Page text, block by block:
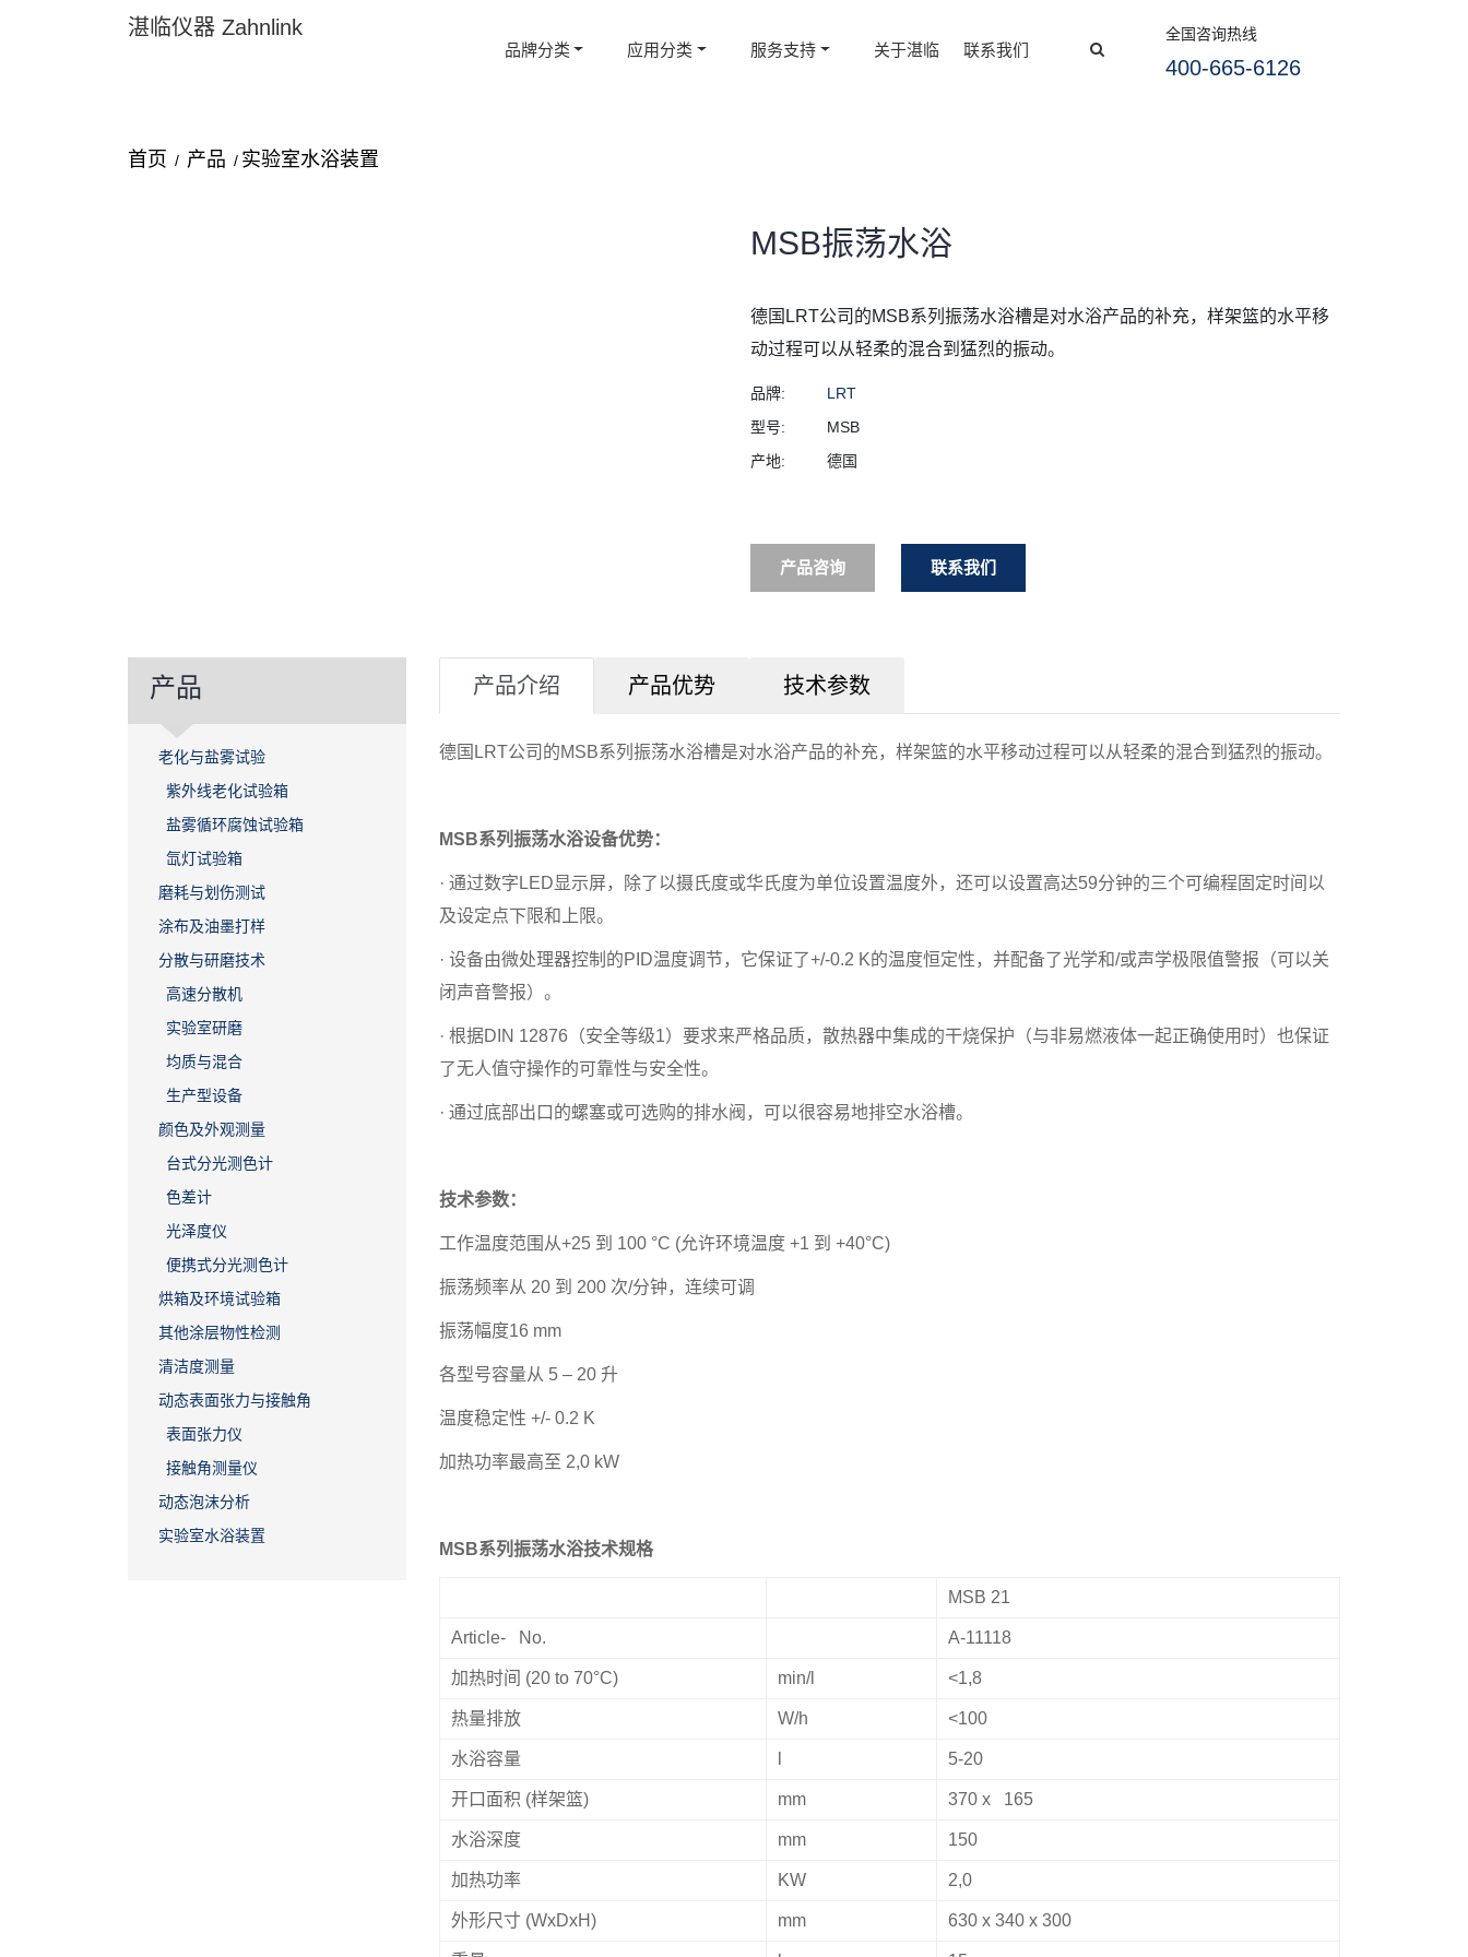
湛临仪器 Zahnlink
品牌分类 应用分类 服务支持 关于湛临 联系我们
全国咨询热线
400-665-6126
首页 产品 实验室水浴装置
MSB振荡水浴
德国LRT公司的MSB系列振荡水浴槽是对水浴产品的补充，样架篮的水平移
动过程可以从轻柔的混合到猛烈的振动。
品牌:
LRT
型号:
MSB
产地:
德国
产品咨询 联系我们
产品
老化与盐雾试验
紫外线老化试验箱
盐雾循环腐蚀试验箱
氙灯试验箱
磨耗与划伤测试
涂布及油墨打样
分散与研磨技术
高速分散机
实验室研磨
均质与混合
生产型设备
颜色及外观测量
台式分光测色计
色差计
光泽度仪
便携式分光测色计
烘箱及环境试验箱
其他涂层物性检测
清洁度测量
动态表面张力与接触角
表面张力仪
接触角测量仪
动态泡沫分析
实验室水浴装置
产品介绍 产品优势 技术参数
德国LRT公司的MSB系列振荡水浴槽是对水浴产品的补充，样架篮的水平移动过程可以从轻柔的混合到猛烈的振动。
MSB系列振荡水浴设备优势：
· 通过数字LED显示屏，除了以摄氏度或华氏度为单位设置温度外，还可以设置高达59分钟的三个可编程固定时间以
及设定点下限和上限。
· 设备由微处理器控制的PID温度调节，它保证了+/-0.2 K的温度恒定性，并配备了光学和/或声学极限值警报（可以关
闭声音警报）。
· 根据DIN 12876（安全等级1）要求来严格品质，散热器中集成的干烧保护（与非易燃液体一起正确使用时）也保证
了无人值守操作的可靠性与安全性。
· 通过底部出口的螺塞或可选购的排水阀，可以很容易地排空水浴槽。
技术参数：
工作温度范围从+25 到 100 °C (允许环境温度 +1 到 +40°C)
振荡频率从 20 到 200 次/分钟，连续可调
振荡幅度16 mm
各型号容量从 5 – 20 升
温度稳定性 +/- 0.2 K
加热功率最高至 2,0 kW
MSB系列振荡水浴技术规格
MSB 21
Article- No. A-11118
加热时间 (20 to 70°C) min/l <1,8
热量排放 W/h <100
水浴容量 5-20
开口面积 (样架篮) mm 370 x 165
水浴深度 mm 150
加热功率 KW 2,0
外形尺寸 (WxDxH) mm 630 x 340 x 300